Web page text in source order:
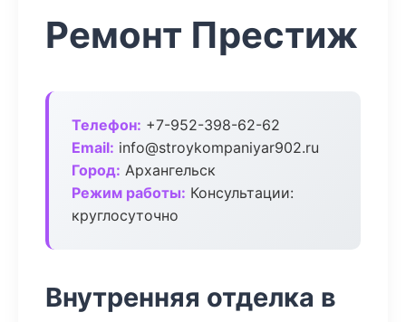
Ремонт Престиж
Телефон: +7-952-398-62-62
Email: info@stroykompaniyar902.ru
Город: Архангельск
Режим работы: Консультации:
круглосуточно
Внутренняя отделка в